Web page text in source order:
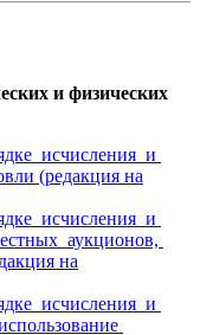
и физических
исчисления и
(редакция на
исчисления и
аукционов,
на
исчисления и